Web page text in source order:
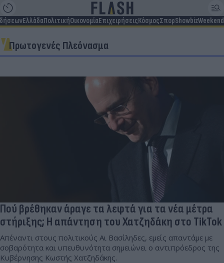
ΕλλάδαΠολιτικήΟικονομίαΕπιχειρήσειςΚόσμοςΣπορShowbizWeekend
Πρωτογενές Πλεόνασμα
Πού βρέθηκαν άραγε τα λεφτά για τα νέα μέτρα
στήριξης; Η απάντηση του Χατζηδάκη στο TikTok
Απέναντι στους πολιτικούς Αι Βασίληδες, εμείς απαντάμε με
σοβαρότητα και υπευθυνότητα σημειώνει ο αντιπρόεδρος της
Κυβέρνησης Κωστής Χατζηδάκης.